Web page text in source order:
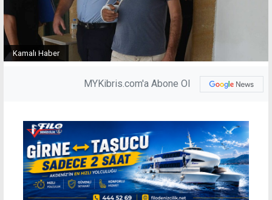
Kamalı Haber
MYKibris.com'a Abone Ol